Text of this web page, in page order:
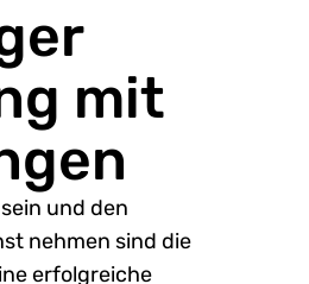
mit
und den
nehmen sind die
erfolgreiche